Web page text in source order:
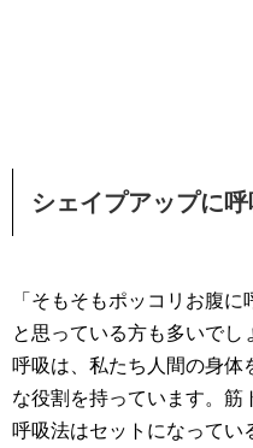
シェイプアップに
「そもそもポッコリお腹に
と思っている方も多いでし
呼吸は、私たち人間の身体
な役割を持っています。筋
呼吸法はセットになってい